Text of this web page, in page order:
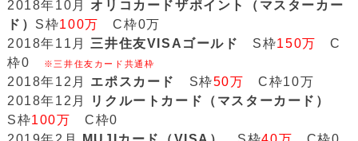
2018年10月 オリコカードザポイント（マスターカー
ド） S枠100万
C枠0万
2018年11月 三井住友VISAゴールド S枠150万
C
枠0
※三井住友カード共通枠
2018年12月 エポスカード S枠50万 C枠10万
2018年12月
リクルートカード（マスターカード）
S枠100万 C枠0